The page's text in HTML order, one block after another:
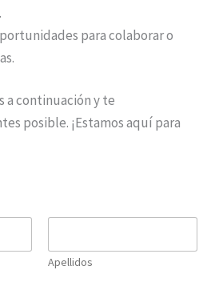
para colaborar o
a continuación y te
posible. ¡Estamos aquí para
Apellidos